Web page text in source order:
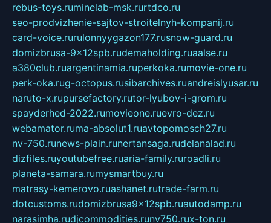
rebus-toys.ruminelab-msk.rurtdco.ru
seo-prodvizhenie-sajtov-stroitelnyh-kompanij.ru
card-voice.rurulonnyygazon177.rusnow-guard.ru
domizbrusa-9x12spb.rudemaholding.ruaalse.ru
a380club.ruargentinamia.ruperkoka.rumovie-one.ru
perk-oka.rug-octopus.rusibarchives.ruandreislyusar.ru
naruto-x.rupursefactory.rutor-lyubov-i-grom.ru
spayderhed-2022.rumovieone.ruevro-dez.ru
webamator.ruma-absolut1.ruavtopomosch27.ru
nv-750.runews-plain.runertansaga.rudelanalad.ru
dizfiles.ruyoutubefree.ruaria-family.ruroadli.ru
planeta-samara.rumysmartbuy.ru
matrasy-kemerovo.ruashanet.rutrade-farm.ru
dotcustoms.rudomizbrusa9x12spb.ruautodamp.ru
narasimha.rudjcommodities.runv750.rux-ton.ru